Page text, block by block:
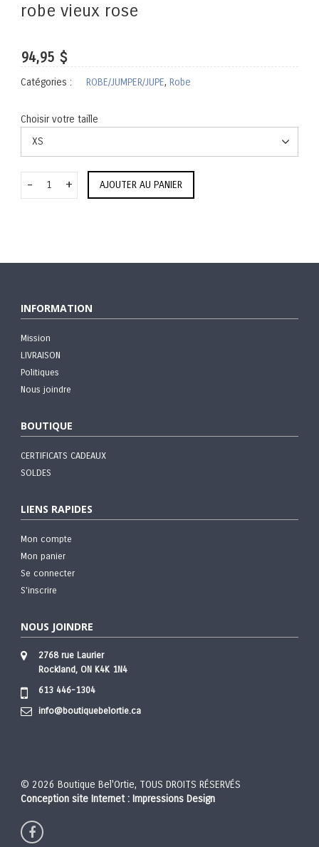
robe vieux rose
94,95 $
Catégories : ROBE/JUMPER/JUPE Robe
Choisir votre taille
XS
- + AJOUTER AU PANIER
INFORMATION
Mission
LIVRAISON
Politiques
Nous joindre
BOUTIQUE
CERTIFICATS CADEAUX
SOLDES
LIENS RAPIDES
Mon compte
Mon panier
Se connecter
S'inscrire
NOUS JOINDRE
2768 rue Laurier
Rockland, ON K4K 1N4
613 446-1304
info@boutiquebelortie.ca
© 2026 Boutique Bel'Ortie, TOUS DROITS RÉSERVÉS
Conception site Internet : Impressions Design